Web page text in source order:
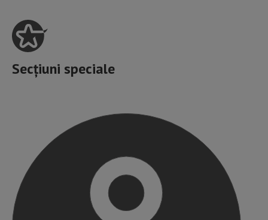
Secțiuni speciale